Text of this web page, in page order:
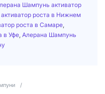
Шампунь активатор
роста в Нижнем
роста в Самаре
в Уфе Алерана Шампунь
/